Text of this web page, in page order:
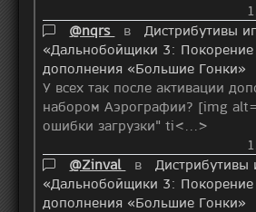
@nqrs
в Дистрибутивы
«Дальнобойщики 3:
дополнения «Большие Гонки»
У всех так после активации
набором Аэрографии? [img
ошибки загрузки" ti<...>
@Zinval
в Дистрибутивы
«Дальнобойщики 3:
дополнения «Большие Гонки»